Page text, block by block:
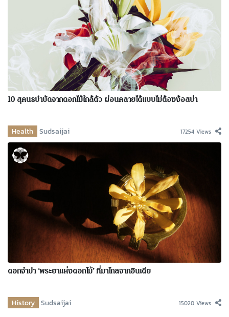
10 สุคนธบำบัดจากดอกไม้ใกล้ตัว ผ่อนคลายได้แบบไม่ต้องง้อสปา
Health Sudsaijai 17254 Views
ดอกจำปา ‘พระยาแห่งดอกไม้’ ที่มาไกลจากอินเดีย
History Sudsaijai 15020 Views